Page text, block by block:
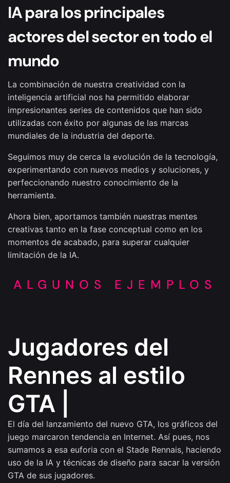
IA para los principales
actores del sector en todo el
mundo
La combinación de nuestra creatividad con la
inteligencia artificial nos ha permitido elaborar
impresionantes series de contenidos que han sido
utilizadas con éxito por algunas de las marcas
mundiales de la industria del deporte.
Seguimos muy de cerca la evolución de la tecnología,
experimentando con nuevos medios y soluciones, y
perfeccionando nuestro conocimiento de la
herramienta.
Ahora bien, aportamos también nuestras mentes
creativas tanto en la fase conceptual como en los
momentos de acabado, para superar cualquier
limitación de la IA.
ALGUNOS EJEMPLOS
Jugadores del
Rennes al estilo
GTA
El día del lanzamiento del nuevo GTA, los gráficos del
juego marcaron tendencia en Internet. Así pues, nos
sumamos a esa euforia con el Stade Rennais, haciendo
uso de la IA y técnicas de diseño para sacar la versión
GTA de sus jugadores.